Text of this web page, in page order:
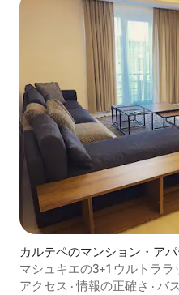
カルテペのマンション・アパ
マシュキエの3+1 ウルトララ
アクセス ·情報の正確さ · バ